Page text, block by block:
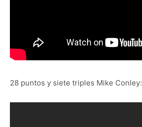
28 puntos y siete triples Mike Conley: